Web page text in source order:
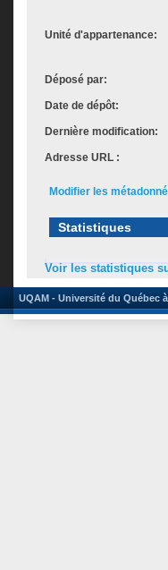
Unité d'appartenance:
Déposé par:
Date de dépôt:
Dernière modification:
Adresse URL :
Modifier les
Statistiques
Voir les statistiques
UQAM - Université du Québec